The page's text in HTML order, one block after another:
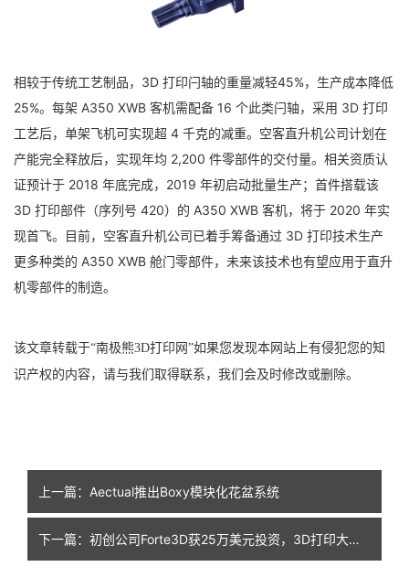
相较于传统工艺制品，3D 打印闩轴的重量减轻45%，生产成本降低
25%。每架 A350 XWB 客机需配备 16 个此类闩轴，采用 3D 打印
工艺后，单架飞机可实现超 4 千克的减重。空客直升机公司计划在
产能完全释放后，实现年均 2,200 件零部件的交付量。相关资质认
证预计于 2018 年底完成，2019 年初启动批量生产；首件搭载该
3D 打印部件（序列号 420）的 A350 XWB 客机，将于 2020 年实
现首飞。目前，空客直升机公司已着手筹备通过 3D 打印技术生产
更多种类的 A350 XWB 舱门零部件，未来该技术也有望应用于直升
机零部件的制造。
该文章转载于“南极熊3D打印网”如果您发现本网站上有侵犯您的知
识产权的内容，请与我们取得联系，我们会及时修改或删除。
上一篇：Aectual推出Boxy模块化花盆系统
下一篇：初创公司Forte3D获25万美元投资，3D打印大提琴获专业认可